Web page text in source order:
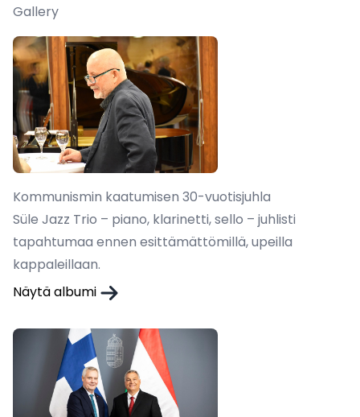
Gallery
Kommunismin kaatumisen 30-vuotisjuhla
Süle Jazz Trio – piano, klarinetti, sello – juhlisti
tapahtumaa ennen esittämättömillä, upeilla
kappaleillaan.
Näytä albumi